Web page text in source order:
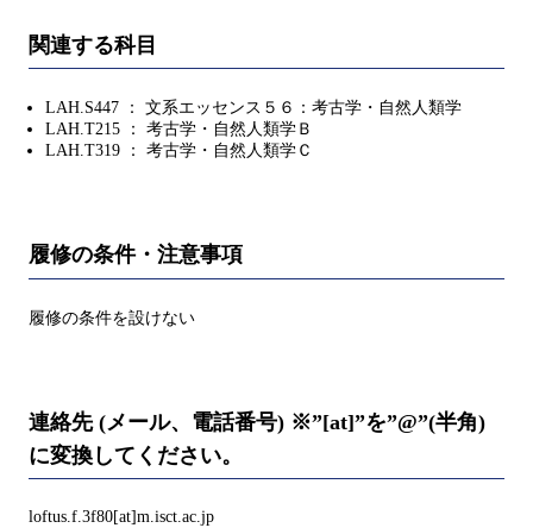
関連する科目
LAH.S447 ： 文系エッセンス５６：考古学・自然人類学
LAH.T215 ： 考古学・自然人類学Ｂ
LAH.T319 ： 考古学・自然人類学Ｃ
履修の条件・注意事項
履修の条件を設けない
連絡先 (メール、電話番号) ※”[at]”を”@”(半角)
に変換してください。
loftus.f.3f80[at]m.isct.ac.jp